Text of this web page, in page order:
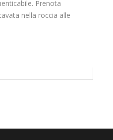
Prenota
nella roccia alle